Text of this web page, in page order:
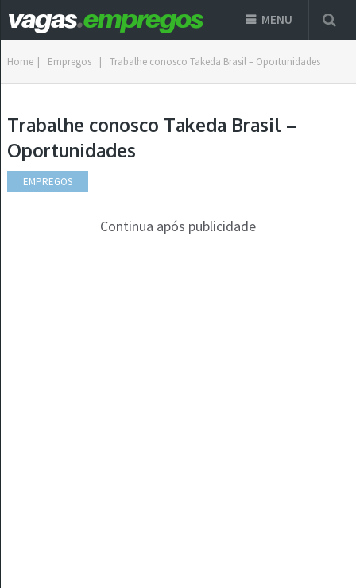
MENU
Home | Empregos | Trabalhe conosco Takeda Brasil – Oportunidades
Trabalhe conosco Takeda Brasil –
Oportunidades
EMPREGOS
Continua após publicidade